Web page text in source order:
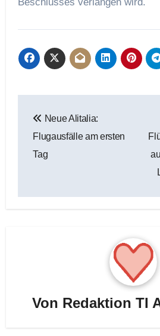
Neue Alitalia:
Flugausfälle am ersten
Tag
Von Redaktion TI